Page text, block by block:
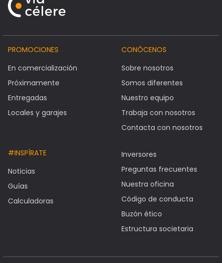
PROMOCIONES
En comercialización
Próximamente
Entregadas
Locales y garajes
CONÓCENOS
Sobre nosotros
Somos diferentes
Nuestro equipo
Trabaja con nosotros
Contacta con nosotros
#INSPÍRATE
Noticias
Guías
Calculadoras
Inversores
Preguntas frecuentes
Nuestra oficina
Código de conducta
Buzón ético
Estructura societaria